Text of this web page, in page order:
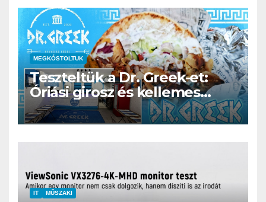
MEGKÓSTOLTUK
Teszteltük a Dr. Greek-et:
Óriási girosz és kellemes
kerthelyiség Csepel szívében
IT MŰSZAKI